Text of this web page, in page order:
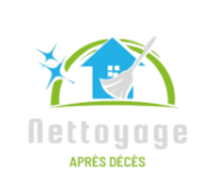
contenu